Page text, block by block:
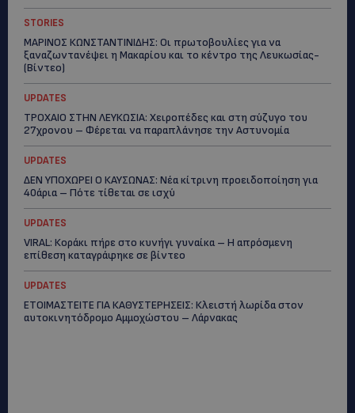
STORIES
ΜΑΡΙΝΟΣ ΚΩΝΣΤΑΝΤΙΝΙΔΗΣ: Οι πρωτοβουλίες για να
ξαναζωντανέψει η Μακαρίου και το κέντρο της Λευκωσίας-
(Βίντεο)
UPDATES
ΤΡΟΧΑΙΟ ΣΤΗΝ ΛΕΥΚΩΣΙΑ: Χειροπέδες και στη σύζυγο του
27χρονου – Φέρεται να παραπλάνησε την Αστυνομία
UPDATES
ΔΕΝ ΥΠΟΧΩΡΕΙ Ο ΚΑΥΣΩΝΑΣ: Νέα κίτρινη προειδοποίηση για
40άρια – Πότε τίθεται σε ισχύ
UPDATES
VIRAL: Κοράκι πήρε στο κυνήγι γυναίκα – Η απρόσμενη
επίθεση καταγράφηκε σε βίντεο
UPDATES
ΕΤΟΙΜΑΣΤΕΙΤΕ ΓΙΑ ΚΑΘΥΣΤΕΡΗΣΕΙΣ: Κλειστή λωρίδα στον
αυτοκινητόδρομο Αμμοχώστου – Λάρνακας